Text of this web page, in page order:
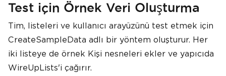
Test için Örnek Veri Oluşturma
Tim, listeleri ve kullanıcı arayüzünü test etmek için
CreateSampleData adlı bir yöntem oluşturur. Her
iki listeye de örnek Kişi nesneleri ekler ve yapıcıda
WireUpLists'i çağırır.